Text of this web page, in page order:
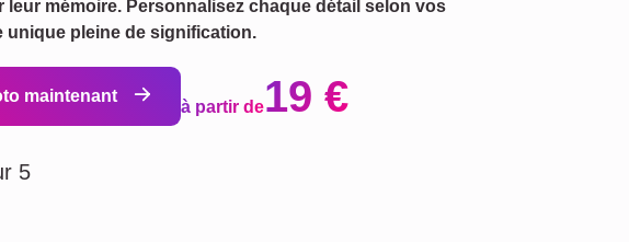
leur mémoire. Personnalisez chaque détail selon vos
unique pleine de signification.
maintenant
à partir de19 €
5